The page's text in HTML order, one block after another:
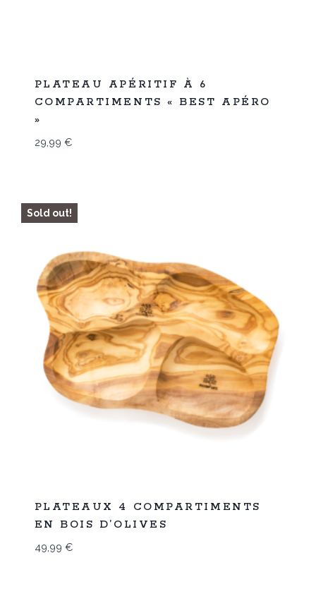
Promo
PLATEAU APÉRITIF À 6
COMPARTIMENTS « BEST APÉRO
»
29,99 €
Sold out!
Promo
PLATEAUX 4 COMPARTIMENTS
EN BOIS D’OLIVES
49,99 €